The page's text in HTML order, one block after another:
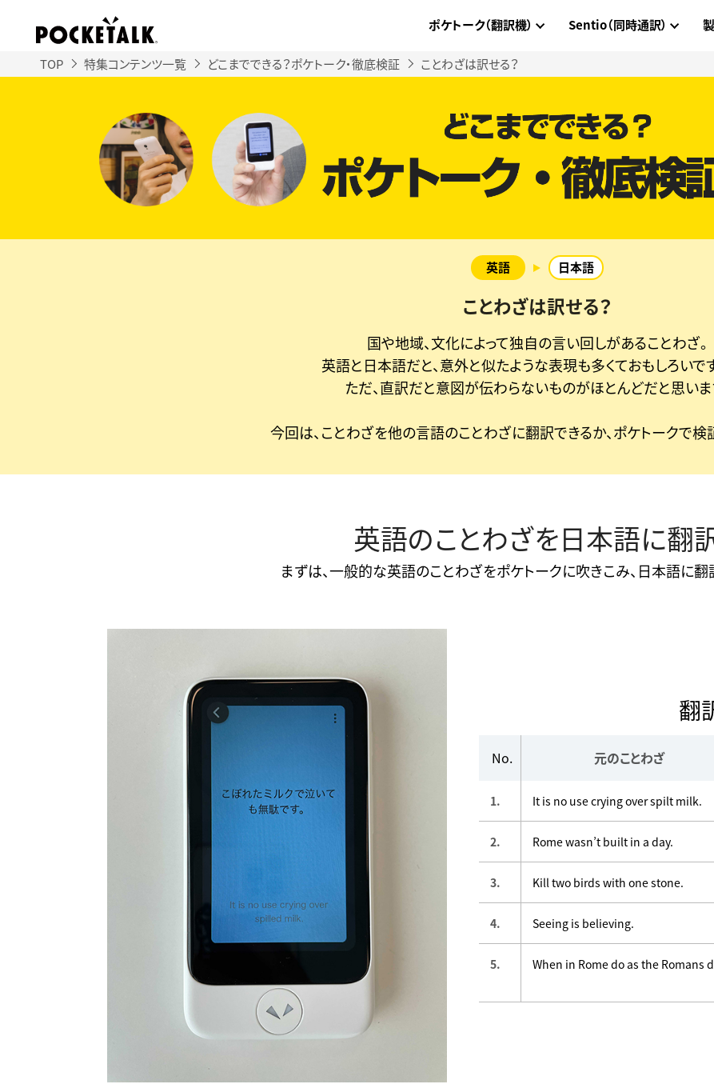
ポケトーク（翻訳機） Sentio（同時通訳）
TOP 特集コンテンツ一覧 どこまでできる？ポケトーク・徹底検証 ことわざは訳せる？
ことわざは訳せる？
国や地域、文化によって独自の言い回しがあることわざ。
英語と日本語だと、意外と似たような表現も多くておもしろいで
ただ、直訳だと意図が伝わらないものがほとんどだと思いま
今回は、ことわざを他の言語のことわざに翻訳できるか、ポケトークで検
英語のことわざを日本語に翻
まずは、一般的な英語のことわざをポケトークに吹きこみ、日本語に翻
翻
No. 元のことわざ
1. It is no use crying over spilt milk.
2. Rome wasn’t built in a day.
3. Kill two birds with one stone.
4. Seeing is believing.
5. When in Rome do as the Romans